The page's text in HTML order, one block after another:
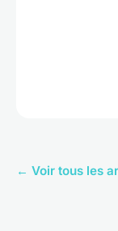
← Voir tous les